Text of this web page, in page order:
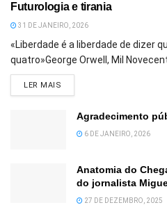
Futurologia e tirania
31 DE JANEIRO, 2026
«Liberdade é a liberdade de dizer
quatro»George Orwell, Mil
LER MAIS
Agradecimento
6 DE JANEIRO, 2026
Anatomia do
do jornalista
27 DE DEZEMBRO, 2025